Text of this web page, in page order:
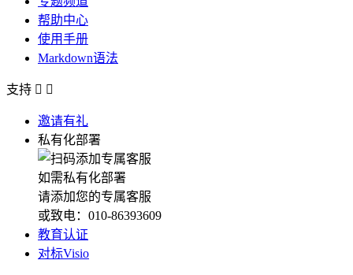
帮助中心
使用手册
Markdown语法
支持  
邀请有礼
私有化部署
如需私有化部署
请添加您的专属客服
或致电：010-86393609
教育认证
对标Visio